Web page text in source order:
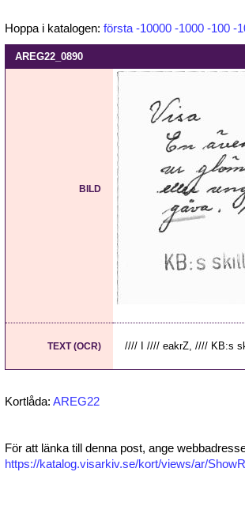
Hoppa i katalogen: första -10000 -1000 -100 -
AREG22_0890
BILD
TEXT (OCR) //// I //// eakrZ, //// KB:s
Kortlåda: AREG22
För att länka till denna post, ange
https://katalog.visarkiv.se/kort/views/ar/